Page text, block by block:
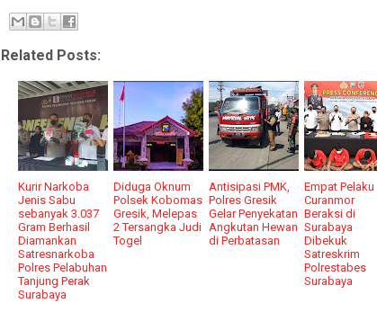
Related Posts:
Kurir Narkoba
Jenis Sabu
sebanyak 3.037
Gram Berhasil
Diamankan
Satresnarkoba
Polres Pelabuhan
Tanjung Perak
Surabaya
Diduga Oknum
Polsek Kobomas
Gresik, Melepas
2 Tersangka Judi
Togel
Antisipasi PMK,
Polres Gresik
Gelar Penyekatan
Angkutan Hewan
di Perbatasan
Empat Pelaku
Curanmor
Beraksi di
Surabaya
Dibekuk
Satreskrim
Polrestabes
Surabaya